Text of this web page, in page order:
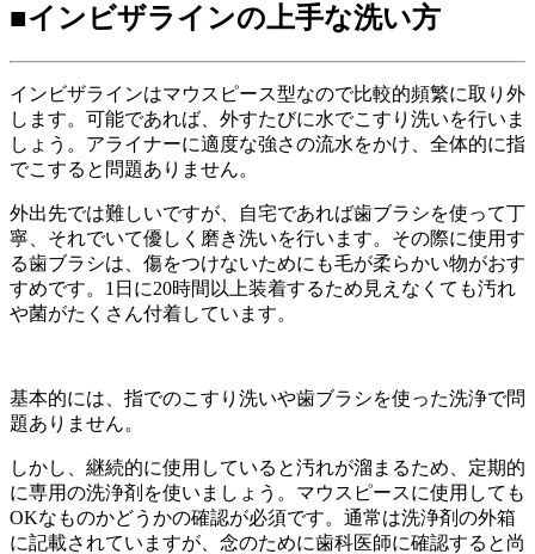
■インビザラインの上手な洗い方
インビザラインはマウスピース型なので比較的頻繁に取り外
します。可能であれば、外すたびに水でこすり洗いを行いま
しょう。アライナーに適度な強さの流水をかけ、全体的に指
でこすると問題ありません。
外出先では難しいですが、自宅であれば歯ブラシを使って丁
寧、それでいて優しく磨き洗いを行います。その際に使用す
る歯ブラシは、傷をつけないためにも毛が柔らかい物がおす
すめです。 1日に20時間以上装着するため見えなくても汚れ
や菌がたくさん付着しています。
基本的には、指でのこすり洗いや歯ブラシを使った洗浄で問
題ありません。
しかし、継続的に使用していると汚れが溜まるため、定期的
に専用の洗浄剤を使いましょう。マウスピースに使用しても
OKなものかどうかの確認が必須です。通常は洗浄剤の外箱
に記載されていますが、念のために歯科医師に確認すると尚